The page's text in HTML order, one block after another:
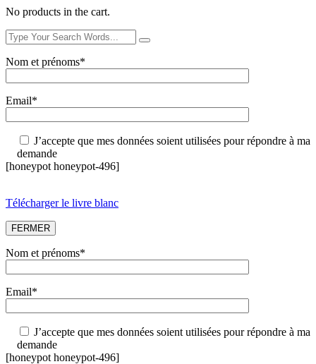
No products in the cart.
Nom et prénoms*
Email*
J’accepte que mes données soient utilisées pour répondre à ma
demande
[honeypot honeypot-496]
Télécharger le livre blanc
FERMER
Nom et prénoms*
Email*
J’accepte que mes données soient utilisées pour répondre à ma
demande
[honeypot honeypot-496]